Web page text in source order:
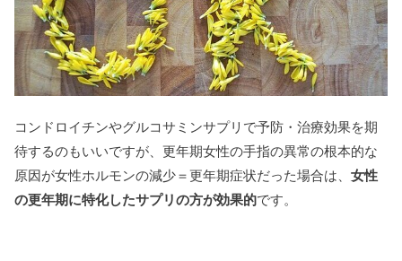
コンドロイチンやグルコサミンサプリで予防・治療効果を期
待するのもいいですが、更年期女性の手指の異常の根本的な
原因が女性ホルモンの減少＝更年期症状だった場合は、 女性
の更年期に特化したサプリの方が効果的です。